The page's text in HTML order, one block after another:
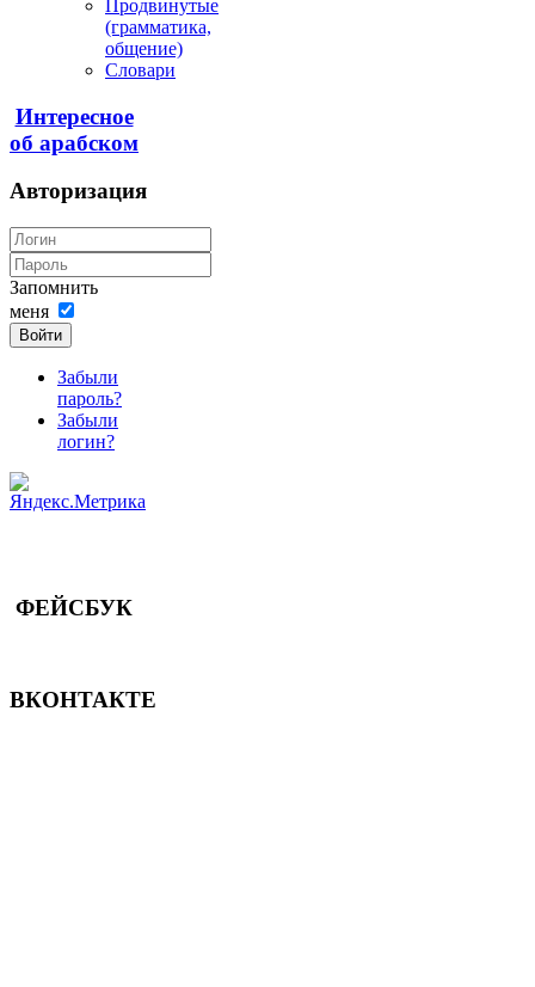
Продвинутые
(грамматика,
общение)
Словари
Интересное
об арабском
Авторизация
Запомнить
меня
Войти
Забыли
пароль?
Забыли
логин?
ФЕЙСБУК
ВКОНТАКТЕ